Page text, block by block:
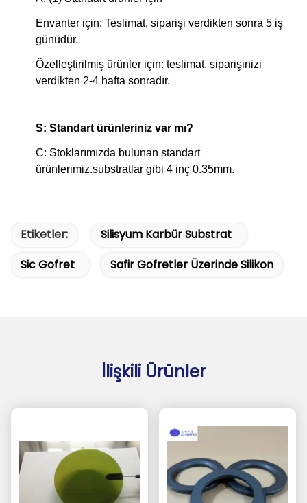
Envanter için: Teslimat, siparişi verdikten sonra 5 iş
günüdür.
Özelleştirilmiş ürünler için: teslimat, siparişinizi
verdikten 2-4 hafta sonradır.
S: Standart ürünleriniz var mı?
C: Stoklarımızda bulunan standart
ürünlerimiz.substratlar gibi 4 inç 0.35mm.
Etiketler:
Silisyum Karbür Substrat
Sic Gofret
Safir Gofretler Üzerinde Silikon
İlişkili Ürünler